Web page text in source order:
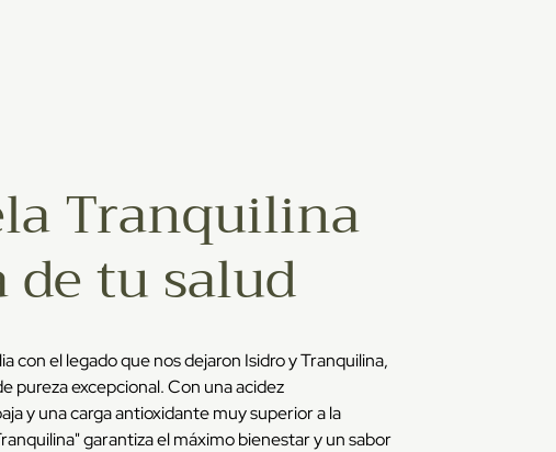
Tranquilina
de tu salud
con el legado que nos dejaron Isidro y Tranquilina,
pureza excepcional. Con una acidez
y una carga antioxidante muy superior a la
garantiza el máximo bienestar y un sabor